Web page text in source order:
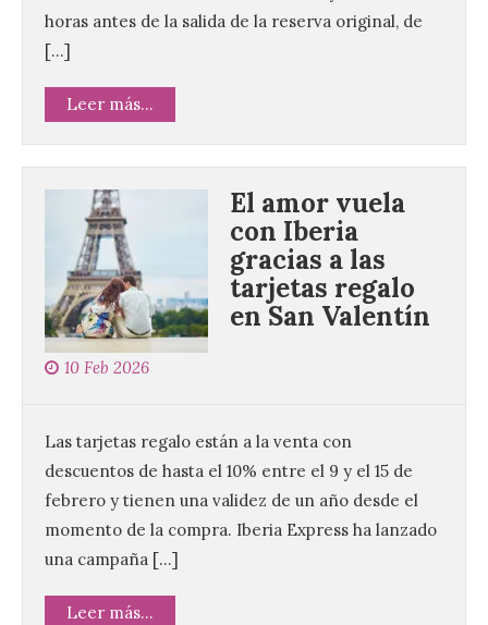
horas antes de la salida de la reserva original, de
[…]
Leer más...
El amor vuela
con Iberia
gracias a las
tarjetas regalo
en San Valentín
10 Feb 2026
Las tarjetas regalo están a la venta con
descuentos de hasta el 10% entre el 9 y el 15 de
febrero y tienen una validez de un año desde el
momento de la compra. Iberia Express ha lanzado
una campaña […]
Leer más...